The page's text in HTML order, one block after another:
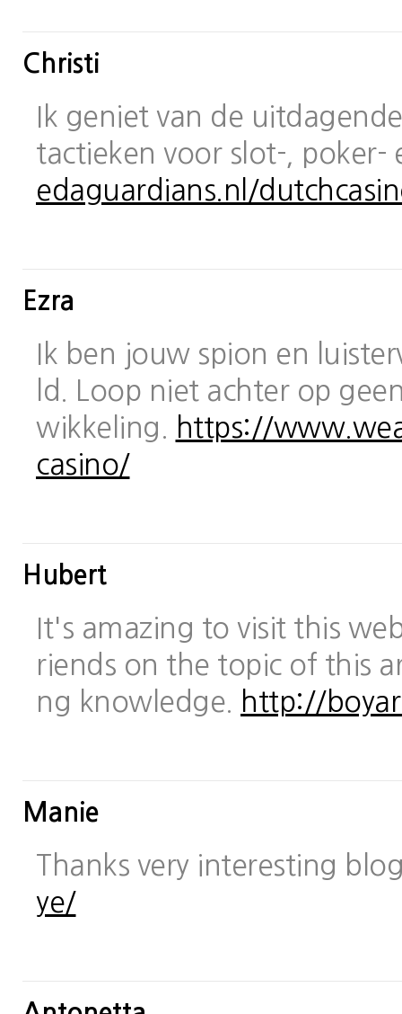
Christi
Ik geniet van de
tactieken voor slot-,
edaguardians.nl/
Ezra
Ik ben jouw spion en
ld. Loop niet achter op
wikkeling.
https://
casino/
Hubert
It's amazing to visit this
riends on the topic of this
ng knowledge.
http://
Manie
Thanks very interesting
ye/